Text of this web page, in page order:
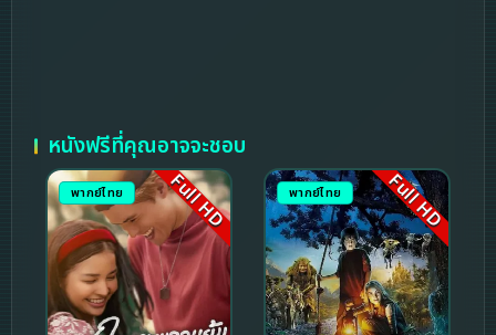
หนังฟรีที่คุณอาจจะชอบ
พากย์ไทย Full HD พากย์ไทย Full HD